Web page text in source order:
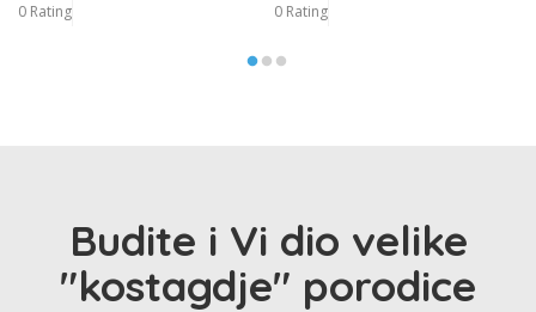
0 Rating 0 Rating
Budite i Vi dio velike
"kostagdje" porodice